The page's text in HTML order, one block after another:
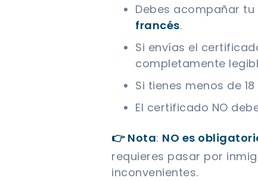
Debes acompañar
francés.
Si envías el
completamente
Si tienes menos de
El certificado NO
👉 Nota: NO es
requieres pasar por
inconvenientes.